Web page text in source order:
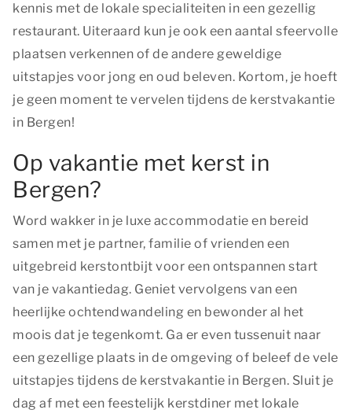
kennis met de lokale specialiteiten in een gezellig
restaurant. Uiteraard kun je ook een aantal sfeervolle
plaatsen verkennen of de andere geweldige
uitstapjes voor jong en oud beleven. Kortom, je hoeft
je geen moment te vervelen tijdens de kerstvakantie
in Bergen!
Op vakantie met kerst in
Bergen?
Word wakker in je luxe accommodatie en bereid
samen met je partner, familie of vrienden een
uitgebreid kerstontbijt voor een ontspannen start
van je vakantiedag. Geniet vervolgens van een
heerlijke ochtendwandeling en bewonder al het
moois dat je tegenkomt. Ga er even tussenuit naar
een gezellige plaats in de omgeving of beleef de vele
uitstapjes tijdens de kerstvakantie in Bergen. Sluit je
dag af met een feestelijk kerstdiner met lokale